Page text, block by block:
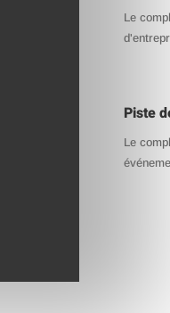
Le
Piste
Le